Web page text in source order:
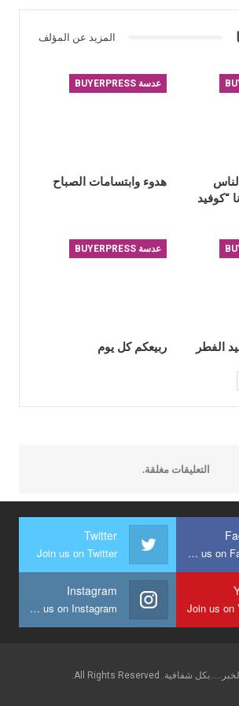
المزيد عن المؤلف
“كوفيد
عدسة BUYERPRESS
هدوء وابتسامات الصباح
الفطر
عدسة BUYERPRESS
ربيعكم كل يوم
التعليقات مغلقة.
Join us on Facebook
Twitter
Join us on Twitter
Join us on
Instagram
Join us on Instagram